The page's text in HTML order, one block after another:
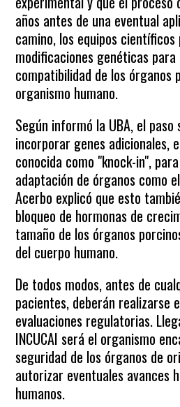
años antes de una eventual
camino, los equipos
modificaciones genéticas
compatibilidad de los órganos
organismo humano.
Según informó la UBA, el
incorporar genes adicionales,
conocida como "knock-in",
adaptación de órganos como
Acerbo explicó que esto
bloqueo de hormonas de
tamaño de los órganos
del cuerpo humano.
De todos modos, antes de
pacientes, deberán realizarse
evaluaciones regulatorias.
INCUCAI será el organismo
seguridad de los órganos de
autorizar eventuales avances
humanos.